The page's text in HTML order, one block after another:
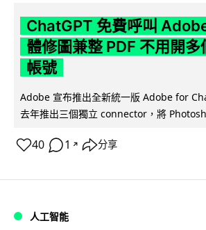
ChatGPT 免費呼叫
體修圖兼整 PDF 不用開多
帳號
Adobe 宣布推出全新統一版 Adobe for
去年推出三個獨立 connector，將
40 1 ↗ 分享
人工智能